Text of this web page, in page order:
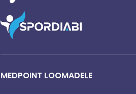
MEDPOINT LOOMADELE